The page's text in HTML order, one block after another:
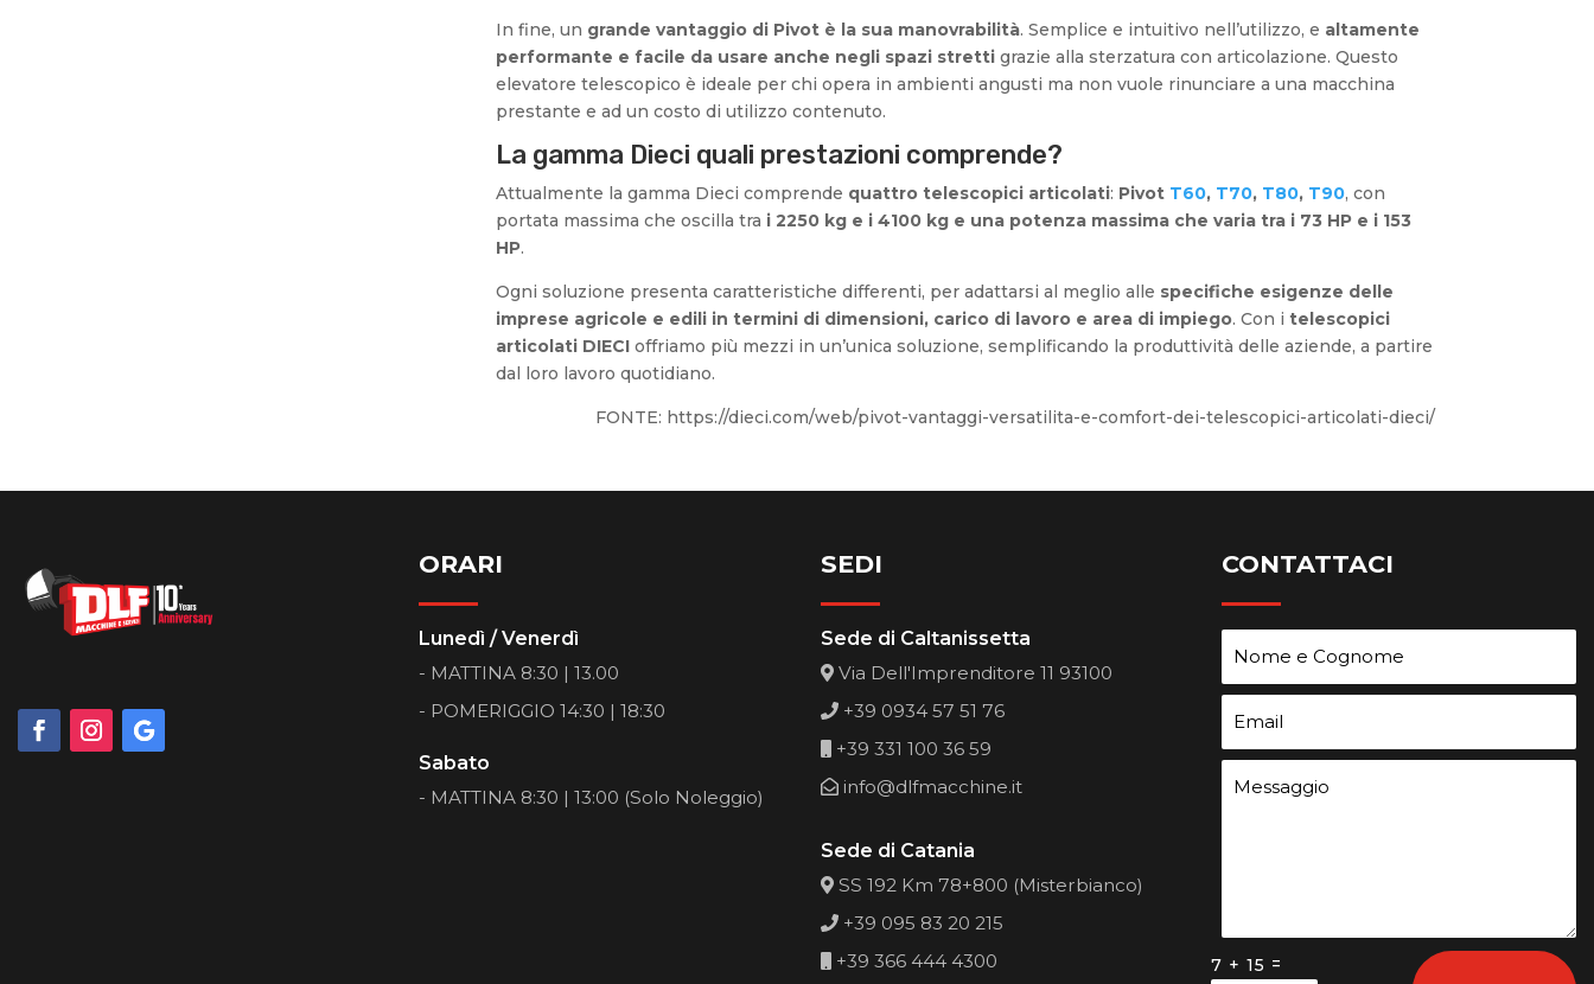
In fine, un grande vantaggio di Pivot è la sua manovrabilità. Semplice e intuitivo nell’utilizzo, e altamente
performante e facile da usare anche negli spazi strettigrazie alla sterzatura con articolazione. Questo
elevatore telescopico è ideale per chi opera in ambienti angusti ma non vuole rinunciare a una macchina
prestante e ad un costo di utilizzo contenuto.
La gamma Dieci quali prestazioni comprende?
Attualmente la gamma Dieci comprende quattro telescopici articolati: Pivot T60, T70, T80, T90, con
portata massima che oscilla tra i 2250 kg e i 4100 kg e una potenza massima che varia tra i 73 HP e i 153
HP.
Ogni soluzione presenta caratteristiche differenti, per adattarsi al meglio alle specifiche esigenze delle
imprese agricole e edili in termini di dimensioni, carico di lavoro e area di impiego. Con i telescopici
articolati DIECIoffriamo più mezzi in un’unica soluzione, semplificando la produttività delle aziende, a partire
dal loro lavoro quotidiano.
FONTE: https://dieci.com/web/pivot-vantaggi-versatilita-e-comfort-dei-telescopici-articolati-dieci/
ORARI
Lunedì / Venerdì
- MATTINA 8:30 | 13.00
- POMERIGGIO 14:30 | 18:30
Sabato
- MATTINA 8:30 | 13:00 (Solo Noleggio)
SEDI
Sede di Caltanissetta
Via Dell'Imprenditore 11 93100
+39 0934 57 51 76
+39 331 100 36 59
info@dlfmacchine.it
Sede di Catania
SS 192 Km 78+800 (Misterbianco)
+39 095 83 20 215
+39 366 444 4300
CONTATTACI
7 + 15 =